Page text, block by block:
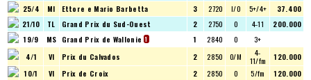
25/4
MI Ettore e Mario Barbetta 3 2720 I/O 5+/4+
37.400
21/10
TL Grand Prix du Sud-Ouest 2 2750 O 4-11
200.000
19/9
MS Grand Prix de Wallonie1 1 2840 O
3+
4/1
VI Prix du Calvados 2 2850 O/M 4-
11/fm
120.000
10/1
VI Prix de Croix 2 2850 O 5/fm
120.000